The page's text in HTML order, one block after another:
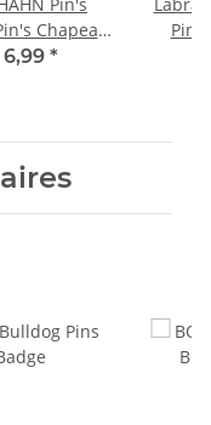
Chapeau
Tableau
*
Pin